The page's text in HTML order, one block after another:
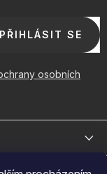
osobních
PŘIHLÁSIT SE